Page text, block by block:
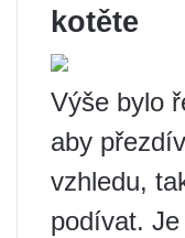
kotěte
Výše bylo
aby
vzhledu,
podívat.